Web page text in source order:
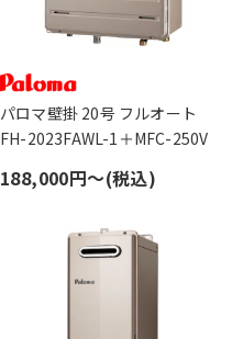
パロマ壁掛 20号 フルオート
FH-2023FAWL-1＋MFC-250V
188,000円〜(税込)